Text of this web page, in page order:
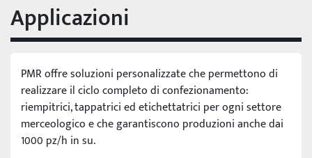
Applicazioni
PMR offre soluzioni personalizzate che permettono di
realizzare il ciclo completo di confezionamento:
riempitrici, tappatrici ed etichettatrici per ogni settore
merceologico e che garantiscono produzioni anche dai
1000 pz/h in su.